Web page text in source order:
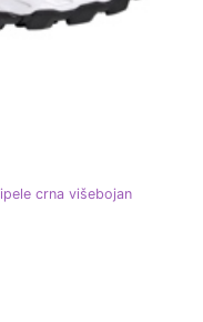
crna višebojan